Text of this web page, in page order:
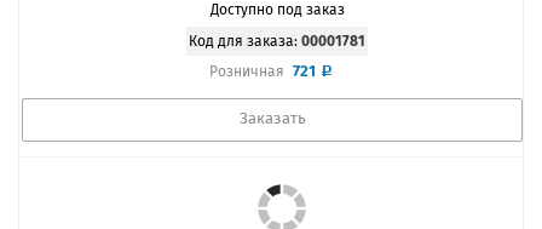
Доступно под заказ
Код для заказа: 00001781
Розничная 721
Заказать